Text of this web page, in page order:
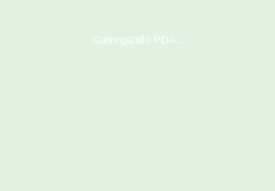
Carregando PDF...